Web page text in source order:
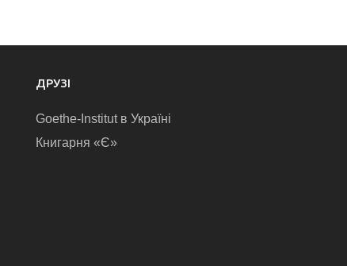
ДРУЗІ
Goethe-Institut в Україні
Книгарня «Є»